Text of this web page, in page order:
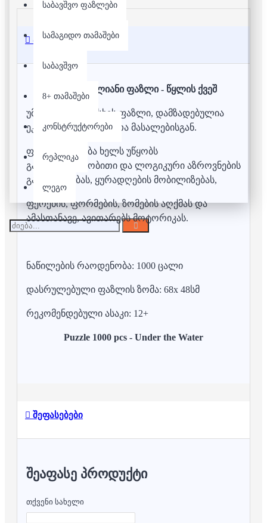
საბავშვო ფაზლები
სამაგიდო თამაშები
საბავშვო
8+ თამაშები
კონსტრუქტორები
რეპლიკა
ლეგო
აღწერა
1000 დეტალიანი ფაზლი - წყლის ქვეშ
უმაღლესი ხარისხის ფაზლი, დამზადებულია
ეკოლოგიურად სუფთა მასალებისგან.
ფაზლის აწყობა ხელს უწყობს
გამომსახველობითი და ლოგიკური აზროვნების
განვითარებას, ყურადღების მობილიზებას,
ფერების, ფორმების, ზომების აღქმას და
ამასთანავე, ავითარებს მოტორიკას.
ნაწილების რაოდენობა: 1000 ცალი
დასრულებული ფაზლის ზომა: 68x 48სმ
რეკომენდებული ასაკი: 12+
Puzzle 1000 pcs - Under the Water
შეფასებები
ᲨᲔᲐᲤᲐᲡᲔ ᲞᲠᲝᲓᲣᲥᲢᲘ
თქვენი სახელი